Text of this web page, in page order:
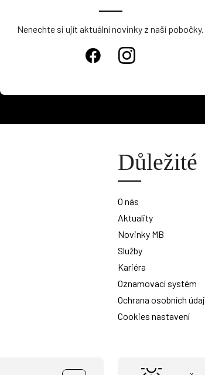
Nenechte si ujít aktuální novinky z naší pobočky.
Důležité
O nás
Aktuality
Novinky MB
Služby
Kariéra
Oznamovací systém
Ochrana osobních
Cookies nastavení